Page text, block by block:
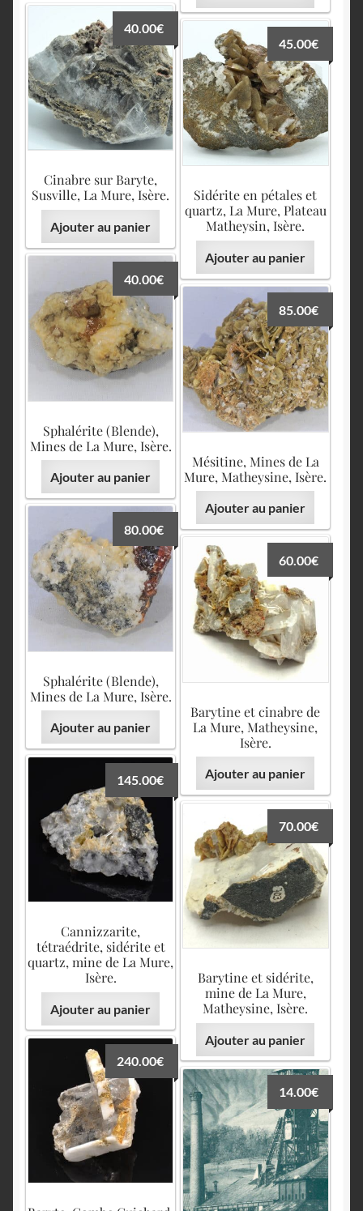
Cinabre sur Baryte,
Susville, La Mure, Isère.
40.00€
Ajouter au panier
Sidérite en pétales et
quartz, La Mure, Plateau
Matheysin, Isère.
45.00€
Ajouter au panier
Sphalérite (Blende),
Mines de La Mure, Isère.
40.00€
Ajouter au panier
Mésitine, Mines de La
Mure, Matheysine, Isère.
85.00€
Ajouter au panier
Sphalérite (Blende),
Mines de La Mure, Isère.
80.00€
Ajouter au panier
Barytine et cinabre de
La Mure, Matheysine,
Isère.
60.00€
Ajouter au panier
Cannizzarite,
tétraédrite, sidérite et
quartz, mine de La Mure,
Isère.
145.00€
Ajouter au panier
Barytine et sidérite,
mine de La Mure,
Matheysine, Isère.
70.00€
Ajouter au panier
240.00€
14.00€